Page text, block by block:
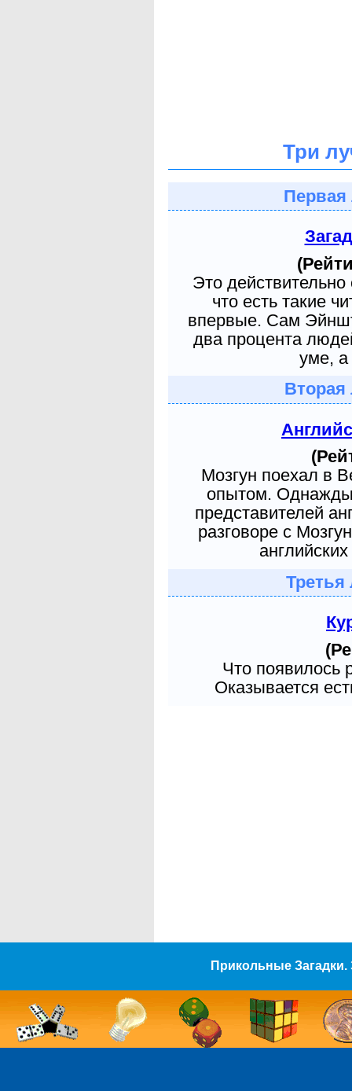
Три
Первая
Это
что есть такие
впервые. Сам
два процента
уме, а
Вторая
Мозгун поехал в
опытом. Однажды
представителей
разговоре с
Третья
Что появилось
Оказывается
Прикольные